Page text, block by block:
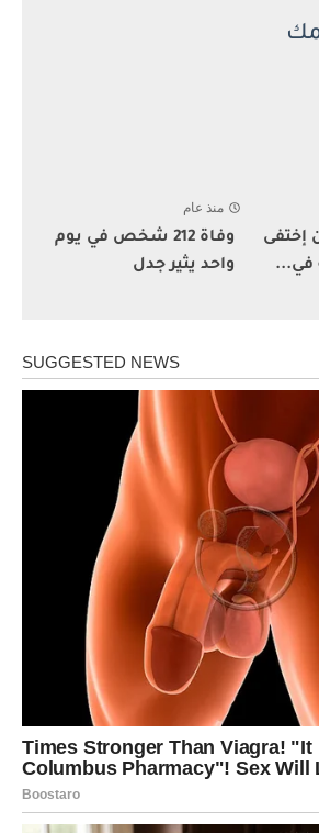
إختفى
في...
منذ عام
وفاة 212 شخص في يوم
واحد يثير جدل